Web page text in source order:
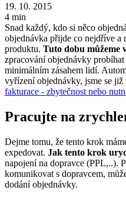
19. 10. 2015
4 min
Snad každý, kdo si něco
objednávka přijde co nejdříve a
produktu. Tuto dobu můžeme
zpracování objednávky
minimálním zásahem lidí.
vyřízení objednávky, jsme se
fakturace - zbytečnost nebo
Pracujte na
Dejme tomu, že tento krok
expedovat. Jak tento krok
napojení na dopravce (PPL,..).
komunikovat s dopravcem,
dodání objednávky.